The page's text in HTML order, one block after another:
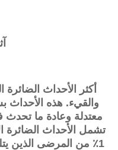
أكثر الأحداث الضائرة
والقيء. هذه
معتدلة وعادة ما تحدث
تشمل الأحداث
1٪ من المرضى الذين